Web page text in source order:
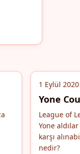
1 Eylül 2020
Yone
League of
Yone
karşı
nedir?